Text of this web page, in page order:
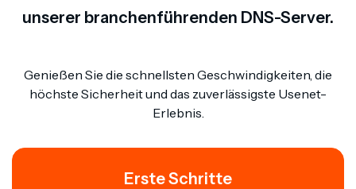
unserer branchenführenden DNS-Server.
Genießen Sie die schnellsten Geschwindigkeiten, die
höchste Sicherheit und das zuverlässigste Usenet-
Erlebnis.
Erste Schritte